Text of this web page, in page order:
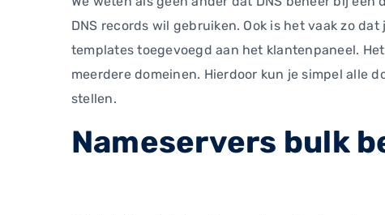
DNS records wil gebruiken. Ook is het vaak zo
templates toegevoegd aan het klantenpaneel.
meerdere domeinen. Hierdoor kun je simpel alle
stellen.
Nameservers bulk